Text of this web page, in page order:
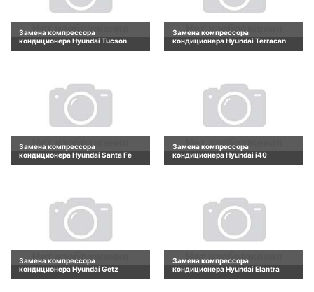
Замена компрессора
кондиционера Hyundai Tucson
Замена компрессора
кондиционера Hyundai Terracan
Замена компрессора
кондиционера Hyundai Santa Fe
Замена компрессора
кондиционера Hyundai i40
Замена компрессора
кондиционера Hyundai Getz
Замена компрессора
кондиционера Hyundai Elantra